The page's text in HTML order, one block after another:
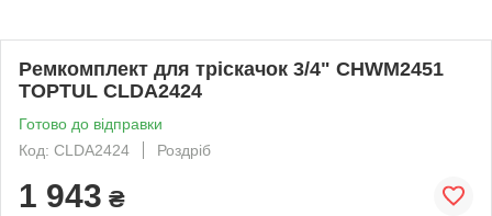
Ремкомплект для тріскачок 3/4" CHWM2451
TOPTUL CLDA2424
Готово до відправки
Код: CLDA2424
Роздріб
1 943 ₴